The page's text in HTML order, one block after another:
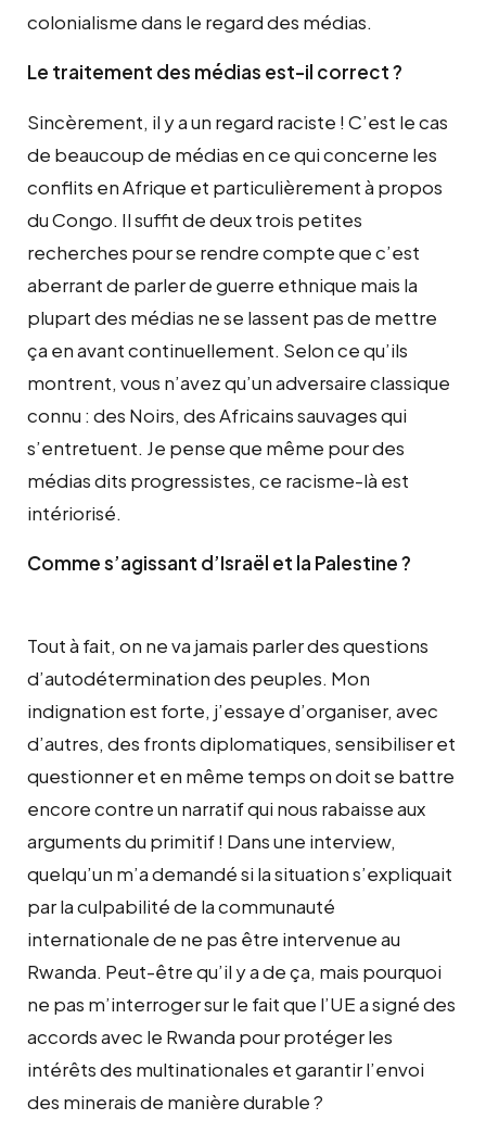
colonialisme dans le regard des médias.
Le traitement des médias est-il correct ?
Sincèrement, il y a un regard raciste ! C’est le cas
de beaucoup de médias en ce qui concerne les
conflits en Afrique et particulièrement à propos
du Congo. Il suffit de deux trois petites
recherches pour se rendre compte que c’est
aberrant de parler de guerre ethnique mais la
plupart des médias ne se lassent pas de mettre
ça en avant continuellement. Selon ce qu’ils
montrent, vous n’avez qu’un adversaire classique
connu : des Noirs, des Africains sauvages qui
s’entretuent. Je pense que même pour des
médias dits progressistes, ce racisme-là est
intériorisé.
Comme s’agissant d’Israël et la Palestine ?
Tout à fait, on ne va jamais parler des questions
d’autodétermination des peuples. Mon
indignation est forte, j’essaye d’organiser, avec
d’autres, des fronts diplomatiques, sensibiliser et
questionner et en même temps on doit se battre
encore contre un narratif qui nous rabaisse aux
arguments du primitif ! Dans une interview,
quelqu’un m’a demandé si la situation s’expliquait
par la culpabilité de la communauté
internationale de ne pas être intervenue au
Rwanda. Peut-être qu’il y a de ça, mais pourquoi
ne pas m’interroger sur le fait que l’UE a signé des
accords avec le Rwanda pour protéger les
intérêts des multinationales et garantir l’envoi
des minerais de manière durable ?